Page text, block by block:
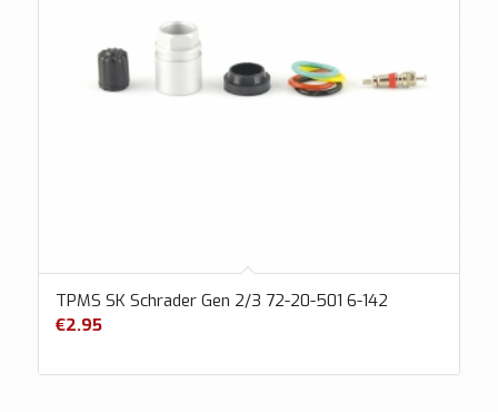
TPMS SK Schrader Gen 2/3 72-20-501 6-142
€2.95